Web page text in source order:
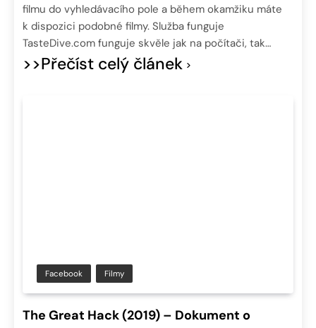
filmu do vyhledávacího pole a během okamžiku máte
k dispozici podobné filmy. Služba funguje
TasteDive.com funguje skvěle jak na počítači, tak…
>>Přečíst celý článek
Facebook Filmy
The Great Hack (2019) – Dokument o